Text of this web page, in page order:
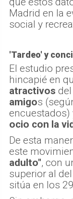
Madrid en la
social y
'Tardeo' y
El estudio
hincapié en
atractivos
amigos
encuestados)
ocio con la
De esta
este
adulto", con
superior al
sitúa en los